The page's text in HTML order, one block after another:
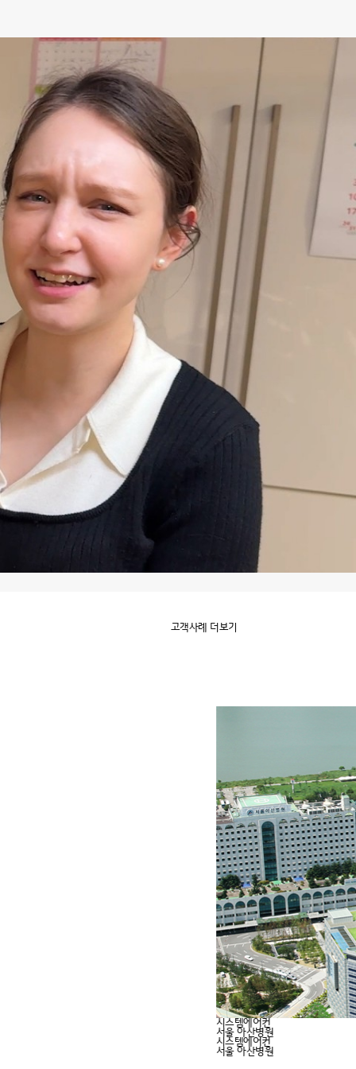
고객사례 더보기
시스템에어컨
서울 아산병원
시스템에어컨
서울 아산병원